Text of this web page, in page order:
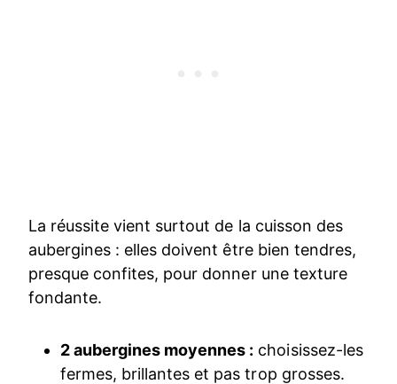
La réussite vient surtout de la cuisson des
aubergines : elles doivent être bien tendres,
presque confites, pour donner une texture
fondante.
2 aubergines moyennes : choisissez-les
fermes, brillantes et pas trop grosses.